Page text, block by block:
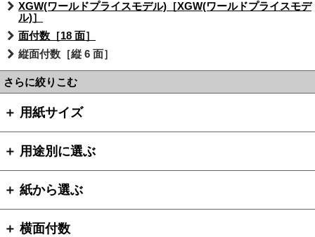
XGW(ワールドプライスモデル)［XGW(ワールドプライスモデ
ル)］
面付数［18 面］
縦面付数［縦 6 面］
さらに絞りこむ
＋ 用紙サイズ
＋ 用途別に選ぶ
＋ 紙から選ぶ
＋ 横面付数